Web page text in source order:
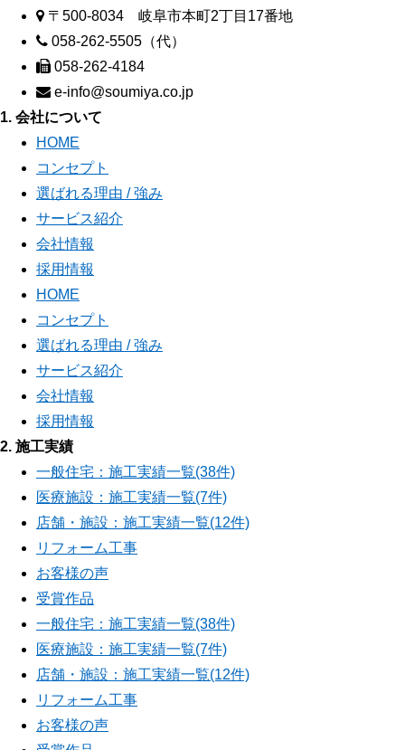
〒500-8034 岐阜市本町2丁目17番地
058-262-5505（代）
058-262-4184
e-info@soumiya.co.jp
1. 会社について
HOME
コンセプト
選ばれる理由 / 強み
サービス紹介
会社情報
採用情報
HOME
コンセプト
選ばれる理由 / 強み
サービス紹介
会社情報
採用情報
2. 施工実績
一般住宅：施工実績一覧(38件)
医療施設：施工実績一覧(7件)
店舗・施設：施工実績一覧(12件)
リフォーム工事
お客様の声
受賞作品
一般住宅：施工実績一覧(38件)
医療施設：施工実績一覧(7件)
店舗・施設：施工実績一覧(12件)
リフォーム工事
お客様の声